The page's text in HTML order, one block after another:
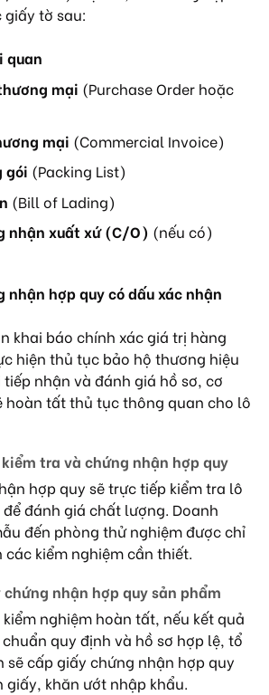
tờ sau:
quan
mại (Purchase Order hoặc
mại (Commercial Invoice)
gói (Packing List)
(Bill of Lading)
nhận xuất xứ (C/O) (nếu có)
nhận hợp quy có dấu xác nhận
khai báo chính xác giá trị hàng
hiện thủ tục bảo hộ thương hiệu
nhận và đánh giá hồ sơ, cơ
hoàn tất thủ tục thông quan cho lô
tra và chứng nhận hợp quy
hợp quy sẽ trực tiếp kiểm tra lô
đánh giá chất lượng. Doanh
đến phòng thử nghiệm được chỉ
kiểm nghiệm cần thiết.
chứng nhận hợp quy sản phẩm
nghiệm hoàn tất, nếu kết quả
quy định và hồ sơ hợp lệ, tổ
sẽ cấp giấy chứng nhận hợp quy
giấy, khăn ướt nhập khẩu.